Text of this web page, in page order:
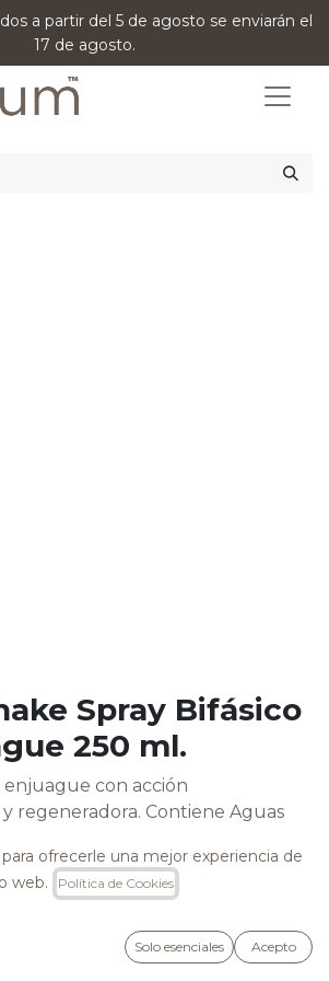
a partir del 5 de agosto se enviarán el
17 de agosto.
Spray Bifásico
250 ml.
enjuague con acción
regeneradora. Contiene Aguas
propiedades emolientes,
asegurando una alta peinabilidad.
de porosidad.
ofrecerle una mejor experiencia de
web.
Política de Cookies
Solo esenciales Acepto